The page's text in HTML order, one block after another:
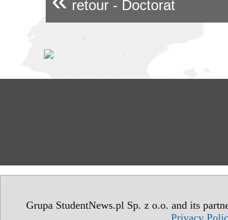
Grupa StudentNews.pl Sp. z o.o. and its
Privacy
retour - Doctorat